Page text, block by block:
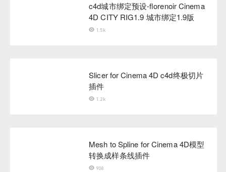
c4d城市绑定预设-florenoir Cinema
4D CITY RIG1.9 城市绑定1.9版
1.5k
Slicer for Cinema 4D c4d终极切片
插件
1.2k
Mesh to Spline for Cinema 4D模型
转换成样条线插件
908